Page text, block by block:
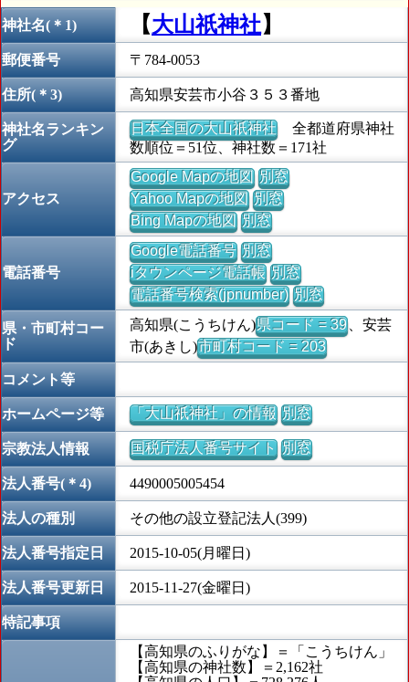
神社名(＊1) 【大山祇神社】
郵便番号 〒784-0053
住所(＊3) 高知県安芸市小谷３５３番地
神社名ランキン
グ
日本全国の大山祇神社全都道府県神社
数順位＝51位、神社数＝171社
アクセス
Google Mapの地図 別窓
Yahoo Mapの地図 別窓
Bing Mapの地図 別窓
電話番号
Google電話番号 別窓
iタウンページ電話帳 別窓
電話番号検索(jpnumber) 別窓
県・市町村コー
ド
高知県(こうちけん)県コード = 39、安芸
市(あきし)市町村コード = 203
コメント等
ホームページ等 「大山祇神社」の情報 別窓
宗教法人情報 国税庁法人番号サイト 別窓
法人番号(＊4) 4490005005454
法人の種別 その他の設立登記法人(399)
法人番号指定日 2015-10-05(月曜日)
法人番号更新日 2015-11-27(金曜日)
特記事項
【高知県のふりがな】＝「こうちけん」
【高知県の神社数】＝2,162社